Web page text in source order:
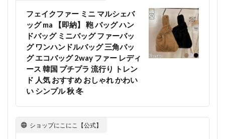
フェイクファー ミニ マルシェバ
ッグ ma 【即納】 鞄 バッグ ハン
ドバッグ ミニバッグ ファーバッ
グ ワンハンドルバッグ 三角バッ
グ エコバッグ 2way ファー レディ
ース 韓国 プチプラ 流行り トレン
ド 人気 おすすめ おしゃれ かわい
い シンプル 秋 冬
ショップにこにこ【公式】